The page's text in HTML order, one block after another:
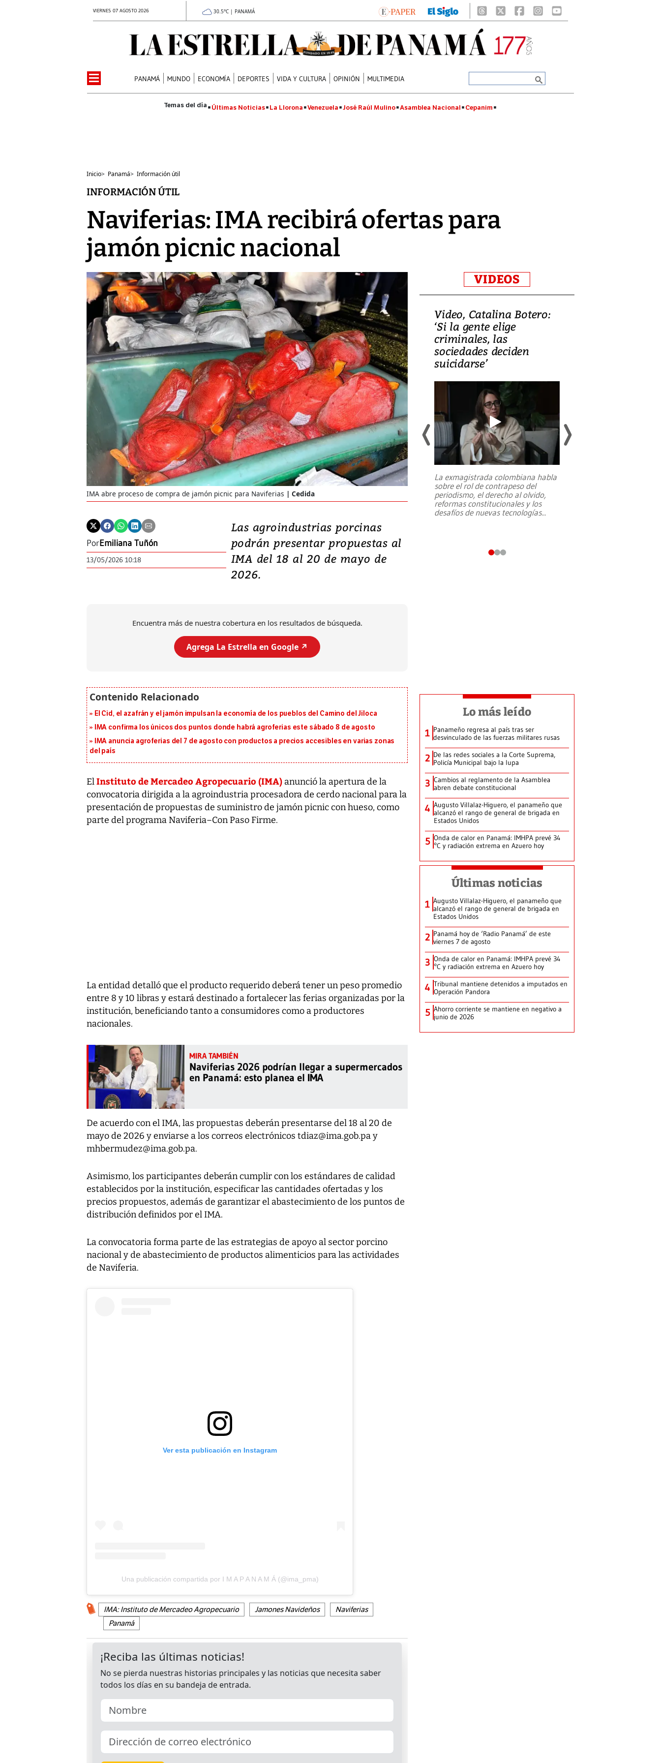
VIERNES 07 AGOSTO 2026 30.5°C | PANAMÁ
PANAMÁ MUNDO ECONOMÍA DEPORTES VIDA Y CULTURA OPINIÓN MULTIMEDIA
Últimas Noticias La Llorona Venezuela José Raúl Mulino Asamblea Nacional Cepanim
Inicio> Panamá> Información útil
INFORMACIÓN ÚTIL
Naviferias: IMA recibirá ofertas para
jamón picnic nacional
IMA abre proceso de compra de jamón picnic para Naviferias Cedida
PorEmiliana Tuñón
13/05/2026 10:18
Las agroindustrias porcinas
podrán presentar propuestas al
IMA del 18 al 20 de mayo de
2026.
Encuentra más de nuestra cobertura en los resultados de búsqueda.
Agrega La Estrella en Google ↗️
El Cid, el azafrán y el jamón impulsan la economía de los pueblos del Camino del Jiloca
IMA confirma los únicos dos puntos donde habrá agroferias este sábado 8 de agosto
IMA anuncia agroferias del 7 de agosto con productos a precios accesibles en varias zonas
del país
ElInstituto de Mercadeo Agropecuario (IMA) anunció la apertura de la
convocatoria dirigida a la agroindustria procesadora de cerdo nacional para la
presentación de propuestas de suministro de jamón picnic con hueso, como
parte del programa Naviferia–Con Paso Firme.
La entidad detalló que el producto requerido deberá tener un peso promedio
entre 8 y 10 libras y estará destinado a fortalecer las ferias organizadas por la
institución, beneficiando tanto a consumidores como a productores
nacionales.
Naviferias 2026 podrían llegar a supermercados
en Panamá: esto planea el IMA
De acuerdo con el IMA, las propuestas deberán presentarse del 18 al 20 de
mayo de 2026 y enviarse a los correos electrónicos tdiaz@ima.gob.pa y
mhbermudez@ima.gob.pa.
Asimismo, los participantes deberán cumplir con los estándares de calidad
establecidos por la institución, especificar las cantidades ofertadas y los
precios propuestos, además de garantizar el abastecimiento de los puntos de
distribución definidos por el IMA.
La convocatoria forma parte de las estrategias de apoyo al sector porcino
nacional y de abastecimiento de productos alimenticios para las actividades
de Naviferia.
Ver esta publicación en Instagram
Una publicación compartida por I M A P A N A M Á (@ima_pma)
IMA: Instituto de Mercadeo Agropecuario Jamones Navideños
Naviferias
Panamá
VIDEOS
Video, Japón: Terremoto
deja heridos y graves
daños en Kumamoto
Un fuerte terremoto de magnitud
7,1 se registró este martes 28 de
julio en la prefectura de Kumamoto,
al sur de Japón, provocando una
emergencia de gran...
Video, Catalina Botero:
‘Si la gente elige
criminales, las
sociedades deciden
suicidarse’
La exmagistrada colombiana habla
sobre el rol de contrapeso del
periodismo, el derecho al olvido,
reformas constitucionales y los
desafíos de nuevas tecnologías...
Lo más leído
1 Panameño regresa al país tras ser
desvinculado de las fuerzas militares rusas
2 De las redes sociales a la Corte Suprema,
Policía Municipal bajo la lupa
3 Cambios al reglamento de la Asamblea
abren debate constitucional
4 Augusto Villalaz-Higuero, el panameño que
alcanzó el rango de general de brigada en
Estados Unidos
5 Onda de calor en Panamá: IMHPA prevé 34
°C y radiación extrema en Azuero hoy
Últimas noticias
1 Augusto Villalaz-Higuero, el panameño que
alcanzó el rango de general de brigada en
Estados Unidos
2 Panamá hoy de ‘Radio Panamá’ de este
viernes 7 de agosto
3 Onda de calor en Panamá: IMHPA prevé 34
°C y radiación extrema en Azuero hoy
4 Tribunal mantiene detenidos a imputados en
Operación Pandora
5 Ahorro corriente se mantiene en negativo a
junio de 2026